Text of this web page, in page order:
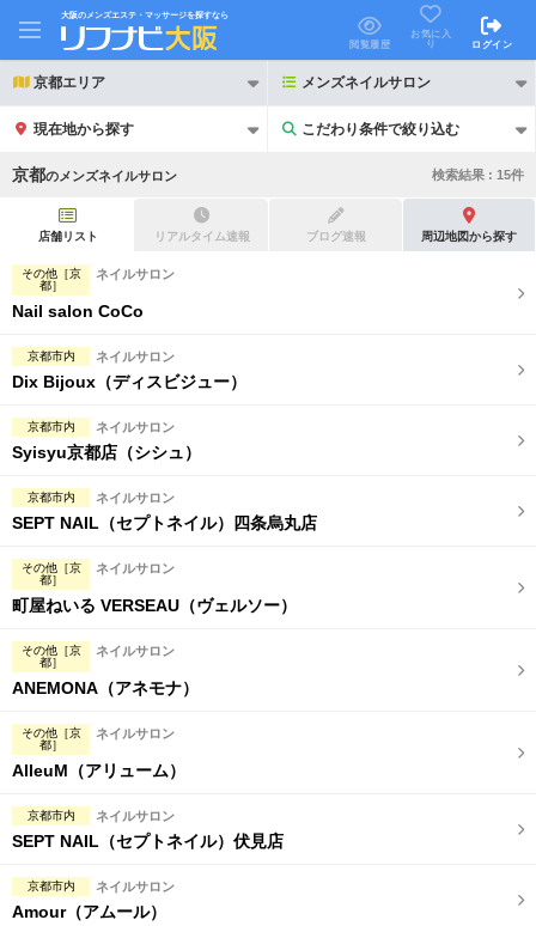
大阪のメンズエステ・マッサージを探すなら
閲覧履歴
お気に入
り
ログイン
京都エリア メンズネイルサロン
現在地から探す こだわり条件で絞り込む
こだわり条件で絞り込む
21時以降も受付
初回割引あり
キャッシュレス決済OK
2名様歓迎
ペアルームあり
専用駐車場あり
日本人スタッフのみ
スタッフ指名可
駅から徒歩5分以内
京都の メンズネイルサロン 検索結果 : 15件
店舗リスト リアルタイム速報 ブログ速報 周辺地図から探す
その他［京
都］
ネイルサロン
Nail salon CoCo
京都市内 ネイルサロン
Dix Bijoux（ディスビジュー）
京都市内 ネイルサロン
Syisyu京都店（シシュ）
京都市内 ネイルサロン
SEPT NAIL（セプトネイル）四条烏丸店
その他［京
都］
ネイルサロン
町屋ねいる VERSEAU（ヴェルソー）
その他［京
都］
ネイルサロン
ANEMONA（アネモナ）
その他［京
都］
ネイルサロン
AlleuM（アリューム）
京都市内 ネイルサロン
SEPT NAIL（セプトネイル）伏見店
京都市内 ネイルサロン
Amour（アムール）